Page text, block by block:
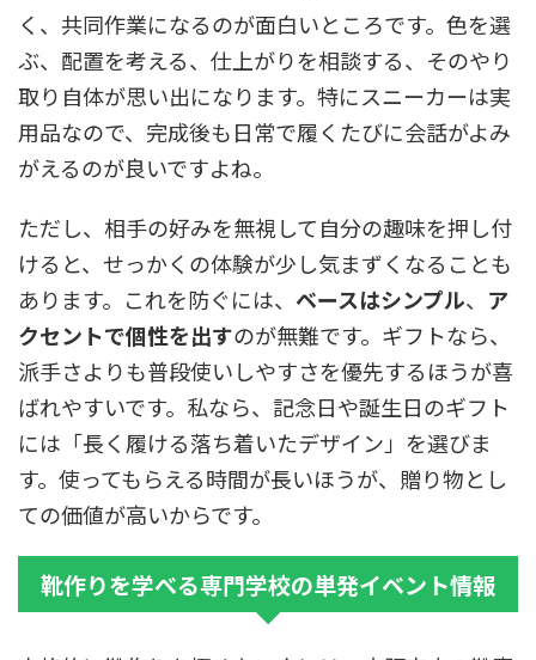
く、共同作業になるのが面白いところです。色を選
ぶ、配置を考える、仕上がりを相談する、そのやり
取り自体が思い出になります。特にスニーカーは実
用品なので、完成後も日常で履くたびに会話がよみ
がえるのが良いですよね。
ただし、相手の好みを無視して自分の趣味を押し付
けると、せっかくの体験が少し気まずくなることも
あります。これを防ぐには、 ベースはシンプル、 ア
クセントで個性を出すのが無難です。ギフトなら、
派手さよりも普段使いしやすさを優先するほうが喜
ばれやすいです。私なら、記念日や誕生日のギフト
には「長く履ける落ち着いたデザイン」を選びま
す。使ってもらえる時間が長いほうが、贈り物とし
ての価値が高いからです。
靴作りを学べる専門学校の単発イベント情報